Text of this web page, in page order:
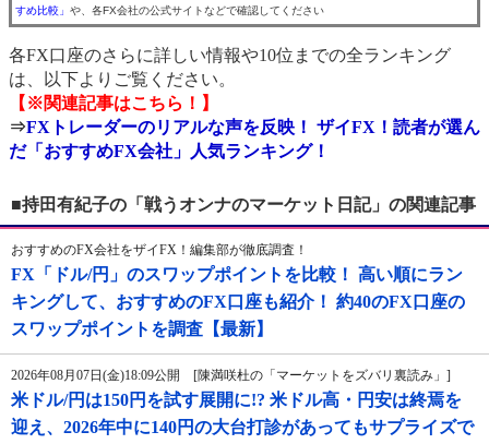
すめ比較」 や、各FX会社の公式サイトなどで確認してください
各FX口座のさらに詳しい情報や10位までの全ランキング
は、以下よりご覧ください。
【※関連記事はこちら！】
⇒FXトレーダーのリアルな声を反映！ ザイFX！読者が選ん
だ「おすすめFX会社」人気ランキング！
■持田有紀子の「戦うオンナのマーケット日記」の関連記事
おすすめのFX会社をザイFX！編集部が徹底調査！
FX「ドル/円」のスワップポイントを比較！ 高い順にラン
キングして、おすすめのFX口座も紹介！ 約40のFX口座の
スワップポイントを調査【最新】
2026年08月07日(金)18:09公開 [陳満咲杜の「マーケットをズバリ裏読み」]
米ドル/円は150円を試す展開に!? 米ドル高・円安は終焉を
迎え、2026年中に140円の大台打診があってもサプライズで